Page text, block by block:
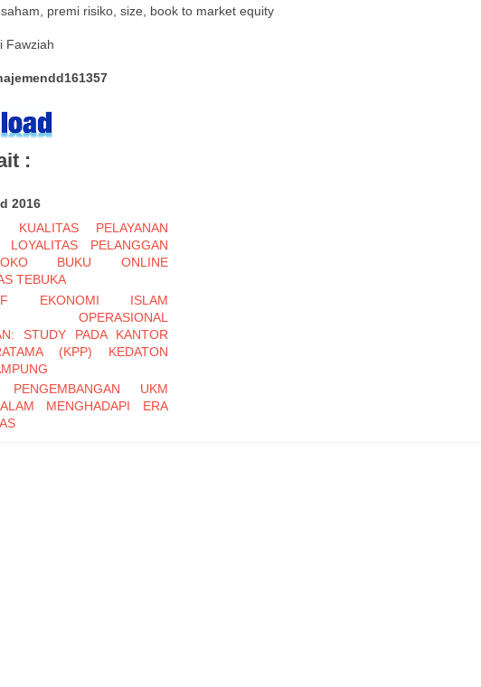
premi risiko, size, book to market equity
Fawziah
:
2016
KUALITAS PELAYANAN
LOYALITAS PELANGGAN
BUKU ONLINE
TEBUKA
EKONOMI ISLAM
OPERASIONAL
STUDY PADA KANTOR
(KPP) KEDATON
PENGEMBANGAN UKM
MENGHADAPI ERA